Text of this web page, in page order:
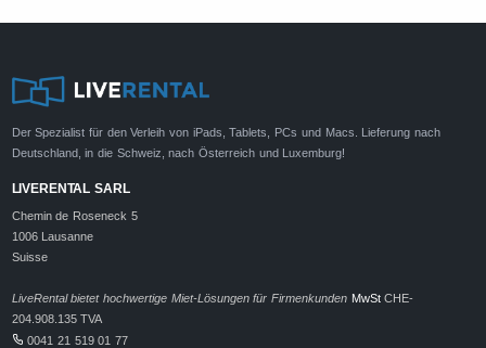
Der Spezialist für den Verleih von iPads, Tablets, PCs und Macs. Lieferung nach
Deutschland, in die Schweiz, nach Österreich und Luxemburg!
LIVERENTAL SARL
Chemin de Roseneck 5
1006 Lausanne
Suisse
LiveRental bietet hochwertige Miet-Lösungen für Firmenkunden MwStCHE-
204.908.135 TVA
0041 21 519 01 77